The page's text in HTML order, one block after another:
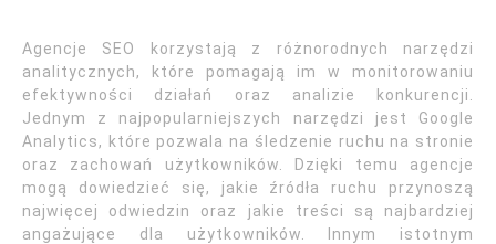
Agencje SEO korzystają z różnorodnych narzędzi
analitycznych, które pomagają im w monitorowaniu
efektywności działań oraz analizie konkurencji.
Jednym z najpopularniejszych narzędzi jest Google
Analytics, które pozwala na śledzenie ruchu na stronie
oraz zachowań użytkowników. Dzięki temu agencje
mogą dowiedzieć się, jakie źródła ruchu przynoszą
najwięcej odwiedzin oraz jakie treści są najbardziej
angażujące dla użytkowników. Innym istotnym